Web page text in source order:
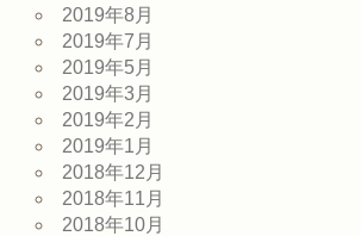
2019年8月
2019年7月
2019年5月
2019年3月
2019年2月
2019年1月
2018年12月
2018年11月
2018年10月